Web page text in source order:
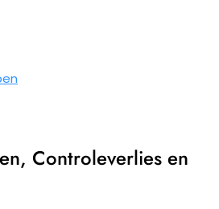
Controleverlies en